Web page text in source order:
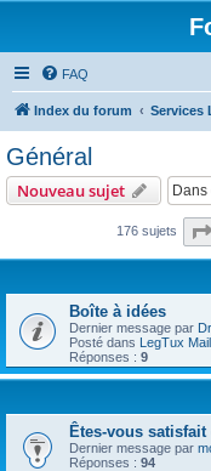
FAQ
Index du forum Services
Général
Nouveau sujet
176 sujets
Boîte à idées
Dernier message par
Posté dans LegTux Mail
Réponses : 9
Êtes-vous
Dernier message par
Réponses : 94